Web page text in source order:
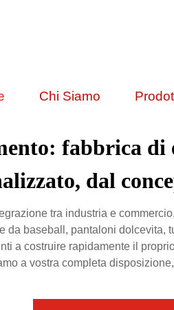
Chi Siamo
fabbrica di
dal
tra industria e
da baseball, pantaloni
a costruire rapidamente il
a vostra completa